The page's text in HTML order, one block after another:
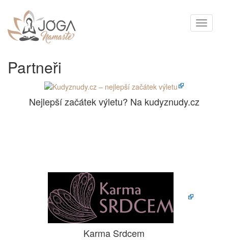
Toggle
Partneři
Nejlepší začátek výletu? Na kudyznudy.cz
Karma Srdcem